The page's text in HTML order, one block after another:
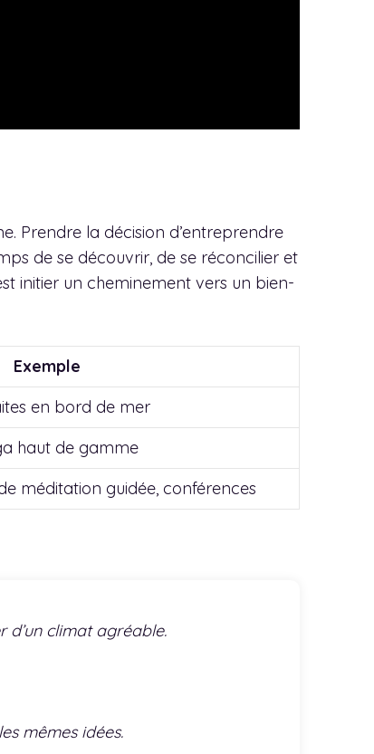
Prendre la décision d’entreprendre
de se découvrir, de se réconcilier et
initier un cheminement vers un bien-
Exemple
en bord de mer
haut de gamme
méditation guidée, conférences
climat agréable.
mêmes idées.